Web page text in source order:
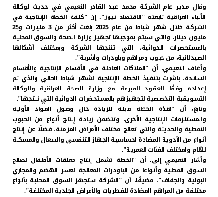
وقال مدير عام الشركة محمد عبد القادر النعيمي في حديث لوكالة
الأنباء العراقية تابعته "الاقتصاد نيوز"، إن "كلفة الخطة الإنتاجية في
الشركة خلال شهر شباط من عام 2025 بلغت أكثر من 3 مليارات و25
مليون دينار، والتي سيتم بموجبها تجهيز وزارة الصحة والسوق المحلية
بالمستحضرات الدوائية، التي تنتجها الشركة وبمختلف أشكالها
الصيدلانية، من حبوب ومراهم وباودرات وأشربة".
وأضاف النعيمي، أن "الملاكات العاملة في الأقسام الإنتاجية والأقسام
الساندة، باشرت بتنفيذ الخطة الإنتاجية لشهر شباط الحالي والذي تم
إعداده وفقًا للعقود المبرمة مع وزارة الصحة العراقية والوكالة
التسويقية التخصصية لتجهيزهم بالمستحضرات الدوائية التي ننتجها".
وتابع، أن "هذه الخطة قابلة للزيادة حال وصول المواد الأولية
والمستلزمات الإنتاجية الأخرى، وتتضمن زيادة إنتاج أنواع من الحبوب
النمطية والحديثة والتي تعالج مختلف الأمراض المزمنة، فضلًا عن إنتاج
أنواع من الأدوية المضادة لحساسية الجهاز التنفسي والسعال والمسكنة
للآلام ولمختلف الفئات العمرية".
وأشار النعيمي إلى، أن "الخطة تشمل إنتاج معلقات الأطفال لصالح
السوق المحلية وأنواعا من الباودرات المعالجة لعسر الهضم والمجاري
البولية والجفاف"، مضيفًا، أن "الشركة ستجهز السوق المحلية بأنواع
مختلفة من المراهم المضادة للفطريات والأمراض الجلدية المختلفة".